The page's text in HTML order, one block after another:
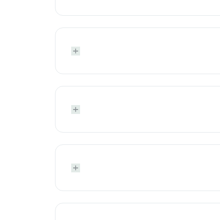





